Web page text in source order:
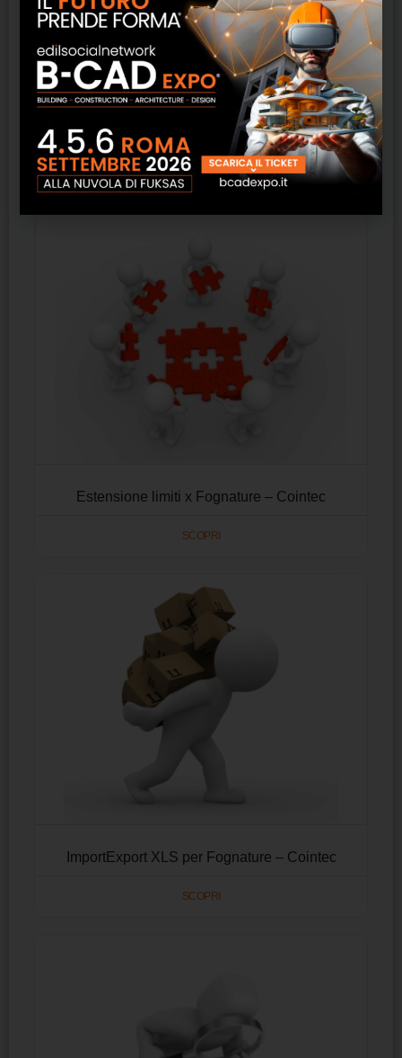
Legge di Pioggia per Fognature – Cointec
SCOPRI
Estensione limiti x Fognature – Cointec
SCOPRI
ImportExport XLS per Fognature – Cointec
SCOPRI